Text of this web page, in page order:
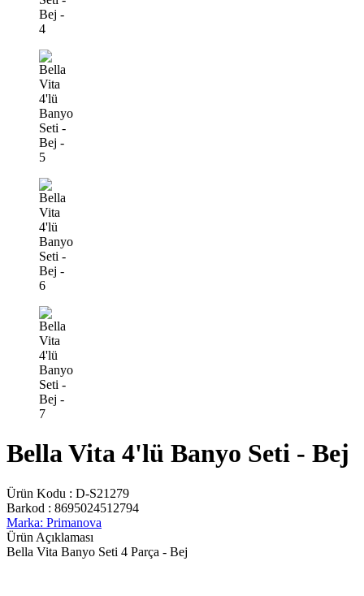
Bella Vita 4'lü Banyo Seti - Bej
Ürün Kodu : D-S21279
Barkod : 8695024512794
Marka: Primanova
Ürün Açıklaması
Bella Vita Banyo Seti 4 Parça - Bej